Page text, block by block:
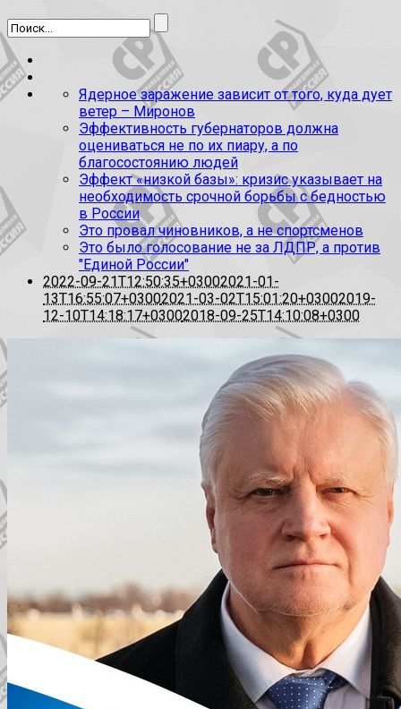
Ядерное заражение зависит от того, куда дует
ветер – Миронов
Эффективность губернаторов должна
оцениваться не по их пиару, а по
благосостоянию людей
Эффект «низкой базы»: кризис указывает на
необходимость срочной борьбы с бедностью
в России
Это провал чиновников, а не спортсменов
Это было голосование не за ЛДПР, а против
"Единой России"
2022-09-21T12:50:35+03002021-01-
13T16:55:07+03002021-03-02T15:01:20+03002019-
12-10T14:18:17+03002018-09-25T14:10:08+0300